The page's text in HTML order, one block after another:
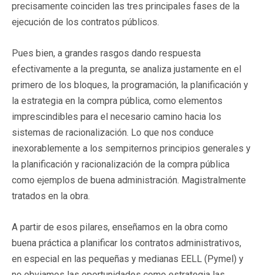
precisamente coinciden las tres principales fases de la
ejecución de los contratos públicos.
Pues bien, a grandes rasgos dando respuesta
efectivamente a la pregunta, se analiza justamente en el
primero de los bloques, la programación, la planificación y
la estrategia en la compra pública, como elementos
imprescindibles para el necesario camino hacia los
sistemas de racionalización. Lo que nos conduce
inexorablemente a los sempiternos principios generales y
la planificación y racionalización de la compra pública
como ejemplos de buena administración. Magistralmente
tratados en la obra.
A partir de esos pilares, enseñamos en la obra como
buena práctica a planificar los contratos administrativos,
en especial en las pequeñas y medianas EELL (Pymel) y